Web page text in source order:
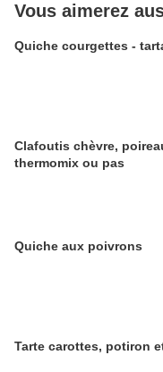
Vous aimerez
Quiche courgettes -
Clafoutis chèvre,
thermomix ou pas
Quiche aux poivrons
Tarte carottes, potiron